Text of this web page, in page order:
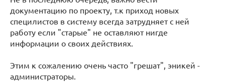
документацию по проекту, т.к приход новых
специлистов в систему всегда затрудняет с ней
работу если "старые" не оставляют нигде
информации о своих действиях.
Этим к сожалению очень часто "грешат", эникей -
администраторы.